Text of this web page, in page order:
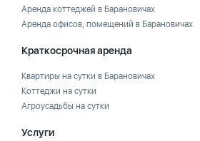
Аренда коттеджей в Барановичах
Аренда офисов, помещений в Барановичах
Краткосрочная аренда
Квартиры на сутки в Барановичах
Коттеджи на сутки
Агроусадьбы на сутки
Услуги